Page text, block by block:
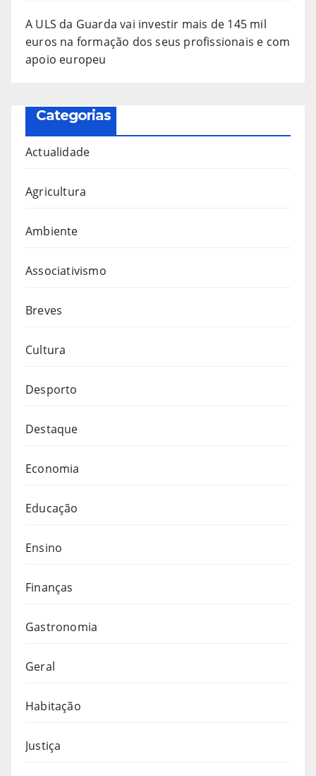
A ULS da Guarda vai investir mais de 145 mil
euros na formação dos seus profissionais e com
apoio europeu
Categorias
Actualidade
Agricultura
Ambiente
Associativismo
Breves
Cultura
Desporto
Destaque
Economia
Educação
Ensino
Finanças
Gastronomia
Geral
Habitação
Justiça